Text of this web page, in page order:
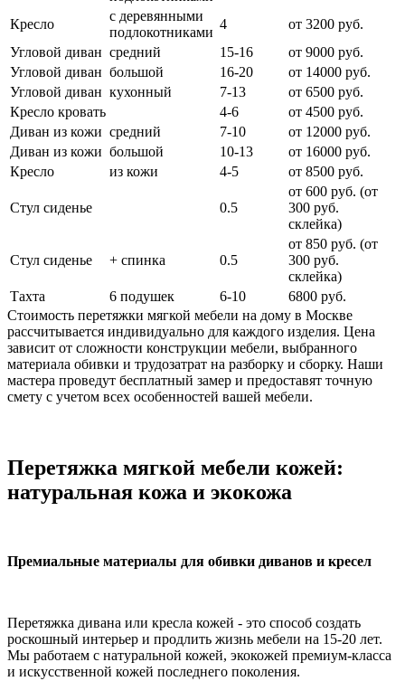
Кресло
с деревянными
подлокотниками
4
от 3200 руб.
Угловой диван средний 15-16
от 9000 руб.
Угловой диван большой 16-20
от 14000 руб.
Угловой диван кухонный 7-13
от 6500 руб.
Кресло кровать
4-6
от 4500 руб.
Диван из кожи средний 7-10
от 12000 руб.
Диван из кожи большой 10-13
от 16000 руб.
Кресло
из кожи 4-5 от 8500 руб.
Стул сиденье 0.5
от 600 руб. (от
300 руб.
cклейка)
Стул сиденье + спинка 0.5
от 850 руб. (от
300 руб.
склейка)
Тахта
6 подушек 6-10
6800 руб.
Стоимость перетяжки мягкой мебели на дому в Москве
рассчитывается индивидуально для каждого изделия. Цена
зависит от сложности конструкции мебели, выбранного
материала обивки и трудозатрат на разборку и сборку. Наши
мастера проведут бесплатный замер и предоставят точную
смету с учетом всех особенностей вашей мебели.
Перетяжка мягкой мебели кожей:
натуральная кожа и экокожа
Премиальные материалы для обивки диванов и кресел
Перетяжка дивана или кресла кожей - это способ создать
роскошный интерьер и продлить жизнь мебели на 15-20 лет.
Мы работаем с натуральной кожей, экокожей премиум-класса
и искусственной кожей последнего поколения.